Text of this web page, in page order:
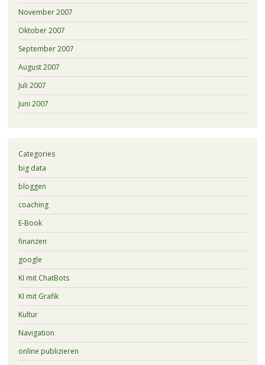
November 2007
Oktober 2007
September 2007
August 2007
Juli 2007
Juni 2007
Categories
big data
bloggen
coaching
E-Book
finanzen
google
KI mit ChatBots
KI mit Grafik
Kultur
Navigation
online publizieren